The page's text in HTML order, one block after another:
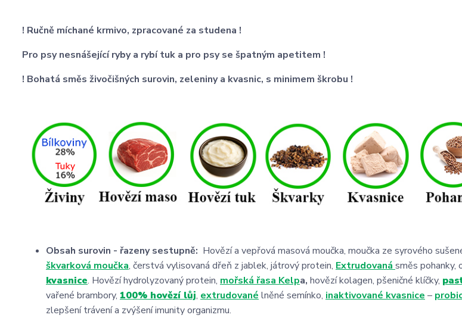
! Ručně míchané krmivo, zpracované za studena !
Pro psy nesnášející ryby a rybí tuk a pro psy se špatným apetitem !
! Bohatá směs živočišných surovin, zeleniny a kvasnic, s minimem škrobu !
Obsah surovin - řazeny sestupně: Hovězí a vepřová masová moučka, moučka ze syrového
škvarková moučka, čerstvá vylisovaná dřeň z jablek, játrový protein, Extrudovaná směs pohanky,
kvasnice. Hovězí hydrolyzovaný protein, mořská řasa Kelpa, hovězí kolagen, pšeničné klíčky,
vařené brambory, 100% hovězí lůj, extrudované lněné semínko, inaktivované kvasnice –
zlepšení trávení a zvýšení imunity organizmu.